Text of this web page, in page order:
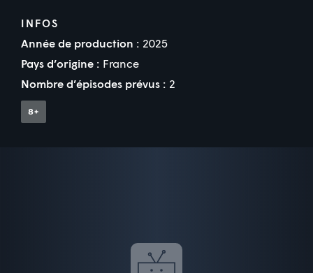
INFOS
Année de production : 2025
Pays d’origine : France
Nombre d’épisodes prévus : 2